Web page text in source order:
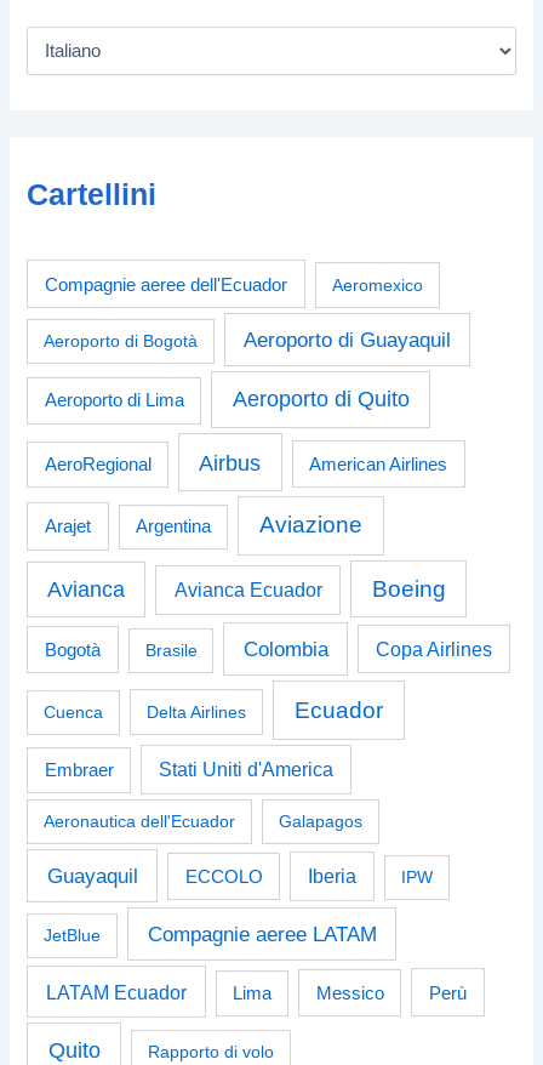
Cartellini
Compagnie aeree dell'Ecuador Aeromexico
Aeroporto di Bogotà Aeroporto di Guayaquil
Aeroporto di Lima Aeroporto di Quito
AeroRegional Airbus American Airlines
Arajet Argentina Aviazione
Avianca Avianca Ecuador Boeing
Bogotà Brasile Colombia Copa Airlines
Cuenca Delta Airlines Ecuador
Embraer Stati Uniti d'America
Aeronautica dell'Ecuador Galapagos
Guayaquil ECCOLO Iberia IPW
JetBlue Compagnie aeree LATAM
LATAM Ecuador Lima Messico Perù
Quito Rapporto di volo